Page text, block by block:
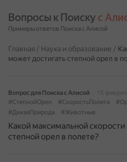
Вопросы к Поиску с
Примеры ответов Поиска с Алисой
Главная / Наука и образование /
может достигать степной орел в
Вопрос для Поиска с Алисой
15
#СтепнойОрел
#СкоростьПолета
#ДикаяПрирода
#Животные
Какой максимальной
степной орел в полете?